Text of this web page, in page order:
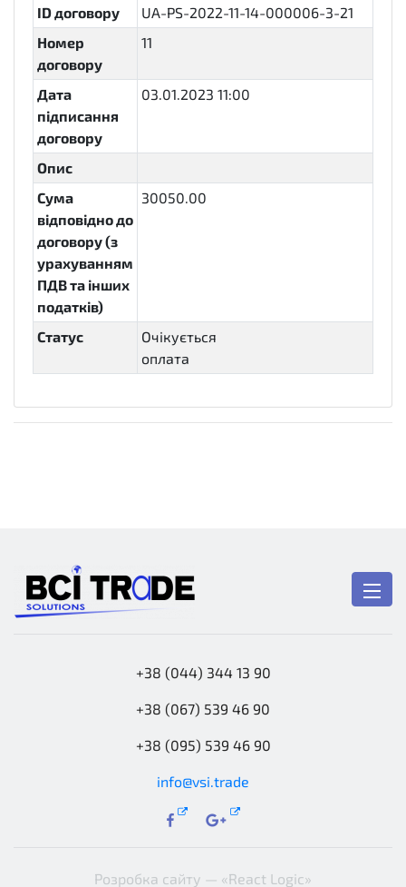
ID договору
UA-PS-2022-11-14-000006-3-21
Номер
договору
11
Дата
підписання
договору
03.01.2023 11:00
Опис
Сума
відповідно до
договору (з
урахуванням
ПДВ та інших
податків)
30050.00
Статус
Очікується
оплата
+38 (044) 344 13 90
+38 (067) 539 46 90
+38 (095) 539 46 90
info@vsi.trade
Розробка сайту — «React Logic»